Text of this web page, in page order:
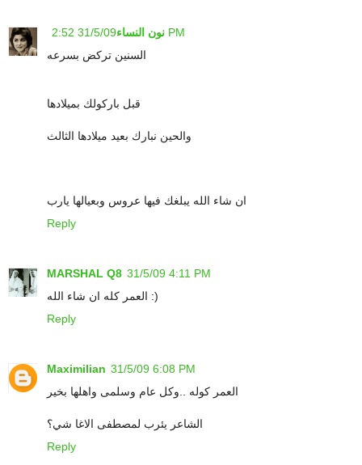
نون النساء 31/5/09 2:52 PM
السنين تركض بسرعه
قبل باركولك بميلادها
والحين نبارك بعيد ميلادها الثالث
ان شاء الله يبلغك فيها عروس وبعيالها يارب
Reply
MARSHAL Q8 31/5/09 4:11 PM
العمر كله ان شاء الله :)
Reply
Maximilian 31/5/09 6:08 PM
العمر كوله ..وكل عام وسلمى واهلها بخير
الشاعر يئرب لمصطفى الاغا شي؟
Reply